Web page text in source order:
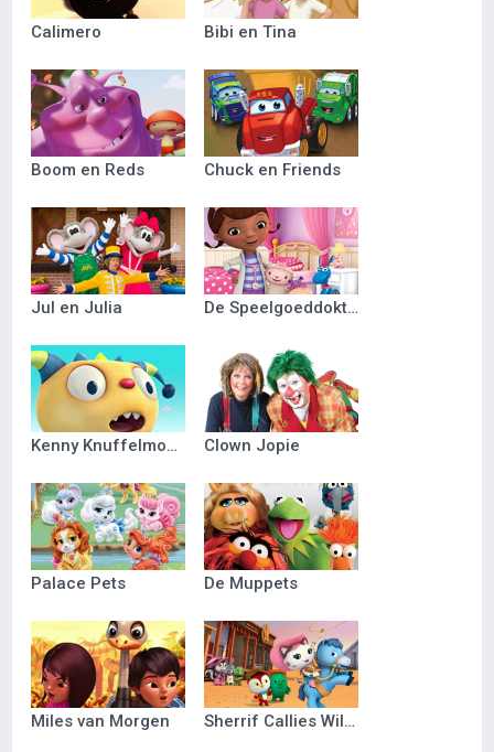
Calimero Bibi en Tina
Boom en Reds Chuck en Friends
Jul en Julia De Speelgoeddokter
Kenny Knuffelmonster Clown Jopie
Palace Pets De Muppets
Miles van Morgen Sherrif Callies Wilde Westen